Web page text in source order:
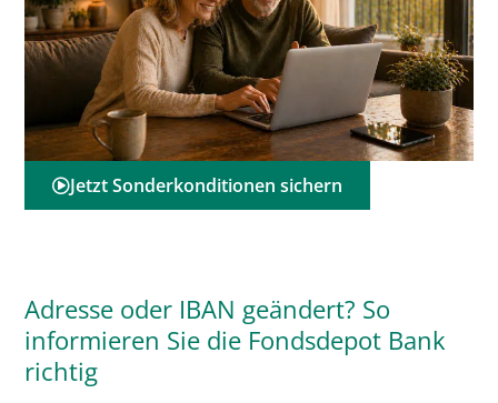
Jetzt Sonderkonditionen sichern
Adresse oder IBAN geändert? So
informieren Sie die Fondsdepot Bank
richtig